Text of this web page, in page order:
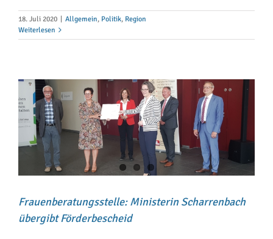
18. Juli 2020 Allgemein, Politik, Region
Weiterlesen
Frauenberatungsstelle: Ministerin Scharrenbach
übergibt Förderbescheid